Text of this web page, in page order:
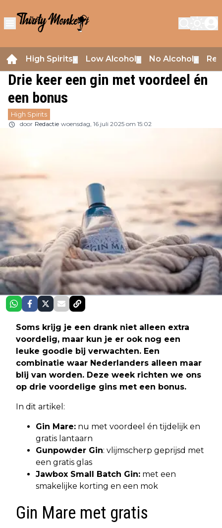
High Spirits Low Alcohol No Alcohol
Drie keer een gin met voordeel én
een bonus
High Spirits
door Redactie woensdag, 16 juli 2025 om 15:02
Soms krijg je een drank niet alleen extra
voordelig, maar kun je er ook nog een
leuke goodie bij verwachten. Een
combinatie waar Nederlanders alleen maar
blij van worden. Deze week richten we ons
op drie voordelige gins met een bonus.
In dit artikel:
Gin Mare: nu met voordeel én tijdelijk en
gratis lantaarn
Gunpowder Gin: vlijmscherp geprijsd met
een gratis glas
Jawbox Small Batch Gin: met een
smakelijke korting en een mok
Gin Mare met gratis